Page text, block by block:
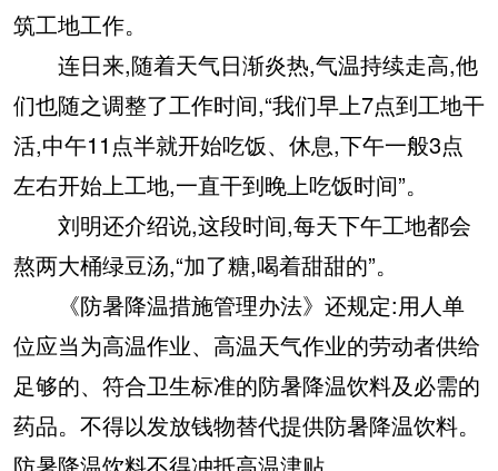
筑工地工作。
连日来,随着天气日渐炎热,气温持续走高,他
们也随之调整了工作时间,“我们早上7点到工地干
活,中午11点半就开始吃饭、休息,下午一般3点
左右开始上工地,一直干到晚上吃饭时间”。
刘明还介绍说,这段时间,每天下午工地都会
熬两大桶绿豆汤,“加了糖,喝着甜甜的”。
《防暑降温措施管理办法》还规定:用人单
位应当为高温作业、高温天气作业的劳动者供给
足够的、符合卫生标准的防暑降温饮料及必需的
药品。不得以发放钱物替代提供防暑降温饮料。